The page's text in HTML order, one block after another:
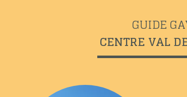
GUIDE
CENTRE VAL